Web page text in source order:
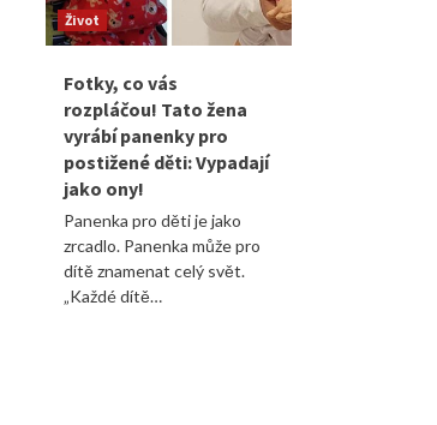
Život
Fotky, co vás
rozpláčou! Tato žena
vyrábí panenky pro
postižené děti: Vypadají
jako ony!
Panenka pro děti je jako
zrcadlo. Panenka může pro
dítě znamenat celý svět.
„Každé dítě…